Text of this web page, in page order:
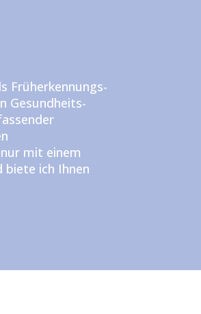
Früherkennungs-
Gesundheits-
mit einem
biete ich Ihnen